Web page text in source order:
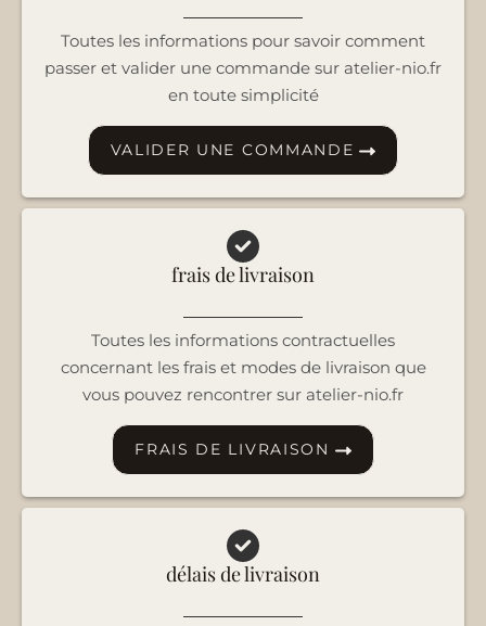
Toutes les informations pour savoir comment
passer et valider une commande sur atelier-nio.fr
en toute simplicité
VALIDER UNE COMMANDE
frais de livraison
Toutes les informations contractuelles
concernant les frais et modes de livraison que
vous pouvez rencontrer sur atelier-nio.fr
FRAIS DE LIVRAISON
délais de livraison